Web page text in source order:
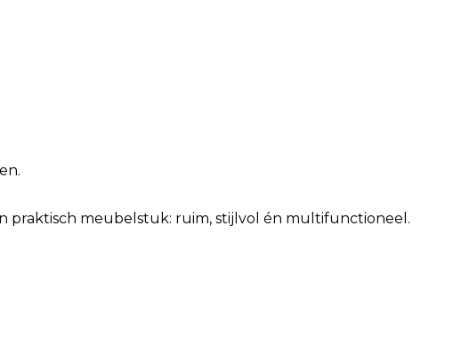
praktisch meubelstuk: ruim, stijlvol én multifunctioneel.